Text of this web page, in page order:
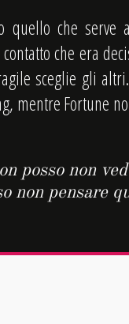
quello che
che era
sceglie gli
mentre Fortune
posso non
non pensare